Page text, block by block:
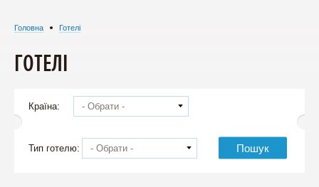
Головна Готелі
ГОТЕЛІ
Країна: - Обрати -
Тип готелю: - Обрати - Пошук